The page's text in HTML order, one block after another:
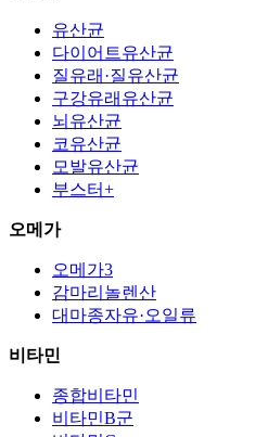
유산균
다이어트유산균
질유래·질유산균
구강유래유산균
뇌유산균
코유산균
모발유산균
부스터+
오메가
오메가3
감마리놀렌산
대마종자유·오일류
비타민
종합비타민
비타민B군